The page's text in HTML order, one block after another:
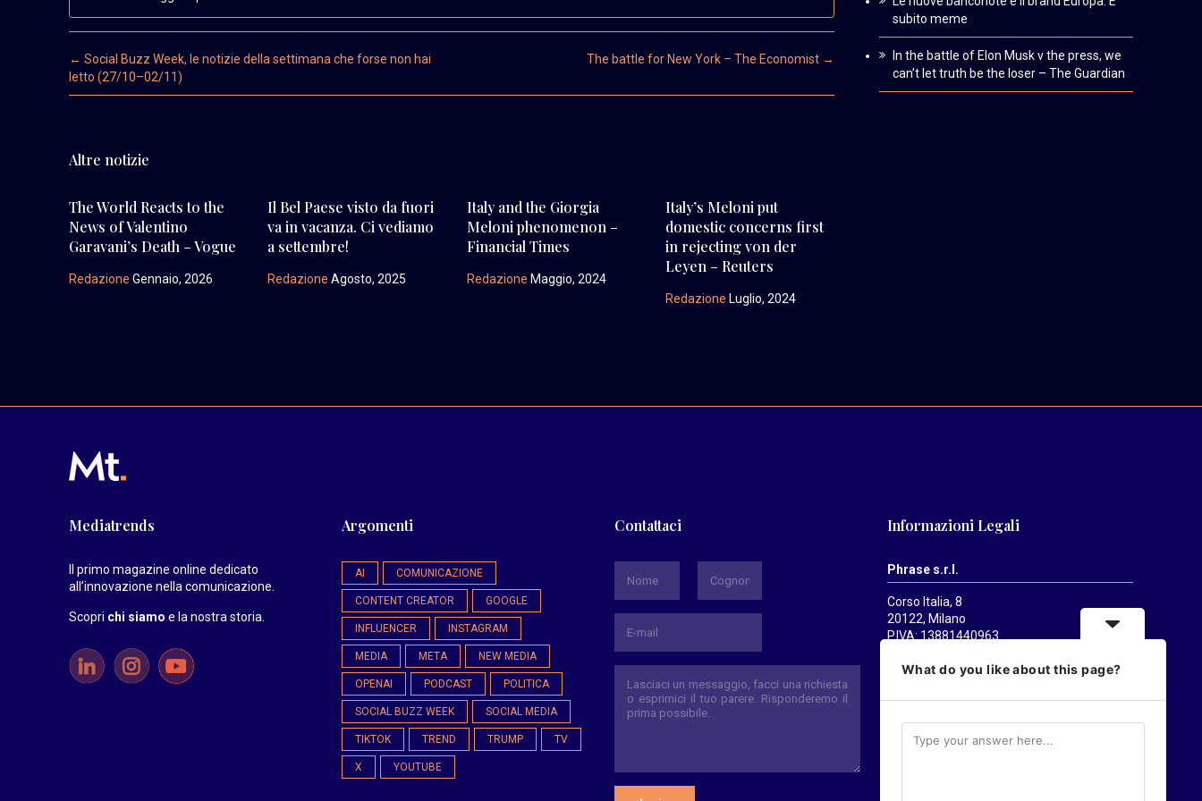
Post navigation
← Social Buzz Week, le notizie della settimana che forse non hai
letto (27/10–02/11)
The battle for New York – The Economist →
Altre notizie
The World Reacts to the
News of Valentino
Garavani’s Death – Vogue
Redazione Gennaio, 2026
Il Bel Paese visto da fuori
va in vacanza. Ci vediamo
a settembre!
Redazione Agosto, 2025
Italy and the Giorgia
Meloni phenomenon –
Financial Times
Redazione Maggio, 2024
Italy’s Meloni put
domestic concerns first
in rejecting von der
Leyen – Reuters
Redazione Luglio, 2024
subito meme
In the battle of Elon Musk v the press, we
can’t let truth be the loser – The Guardian
Mediatrends
Il primo magazine online dedicato
all’innovazione nella comunicazione.
Scopri chi siamo e la nostra storia
Argomenti
AI COMUNICAZIONE
CONTENT CREATOR GOOGLE
INFLUENCER INSTAGRAM
MEDIA META NEW MEDIA
OPENAI PODCAST POLITICA
SOCIAL BUZZ WEEK SOCIAL MEDIA
TIKTOK TREND TRUMP TV
X YOUTUBE
Contattaci Informazioni Legali
Phrase s.r.l.
Corso Italia, 8
20122, Milano
P.IVA: 13881440963
Mediatrendsè una testata registrata
Direttore responsabile:Alessandro
Direttore editoriale:Carlo Castorina
What do you like about this page?